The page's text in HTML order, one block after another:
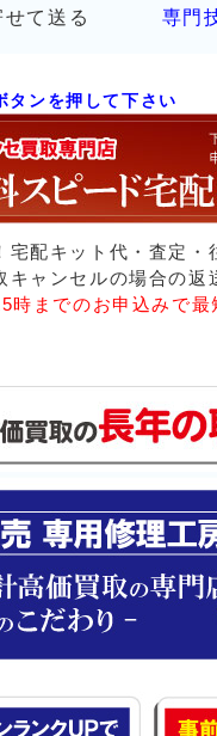
せて送る
専門
タンを押して下さい
配キット代・査定・
ャンセルの場合の返
時までのお申込みで